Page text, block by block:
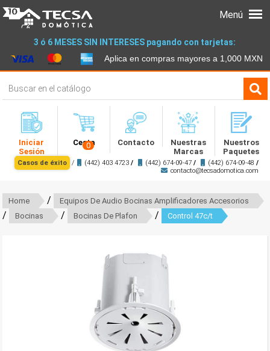
3 ó 6 MESES SIN INTERESES pagando con tarjetas:
Aplica en compras mayores a 1,000 MXN
Iniciar
Sesión
Cesta
0 Contacto
Nuestras
Marcas
Nuestros
Paquetes
Casos de éxito / (442) 403 4723 / (442) 674-09-47 / (442) 674-09-48 /
contacto@tecsadomotica.com
Menú
Home / Equipos De Audio Bocinas Amplificadores Accesorios
/ Bocinas / Bocinas De Plafon / Control 47c/t